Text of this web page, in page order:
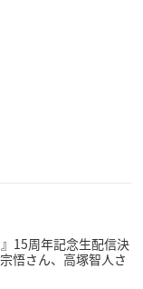
15周年記念生配信決
悟さん、高塚智人さ